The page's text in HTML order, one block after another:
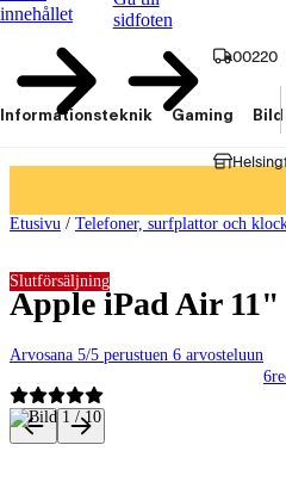
innehållet
sidfoten
00220
Informationsteknik Gaming
Etusivu / Telefoner, surfplattor och
Apple iPad Air
Arvosana 5/5 perustuen 6 arvosteluun
6
Slutförsäljning
Produktbilder och videor